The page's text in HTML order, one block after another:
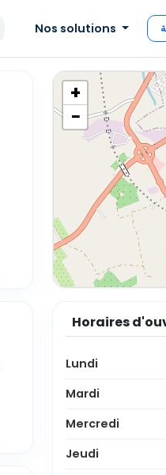
Nos solutions
+
−
Horaires
Lundi
Mardi
Mercredi
Jeudi